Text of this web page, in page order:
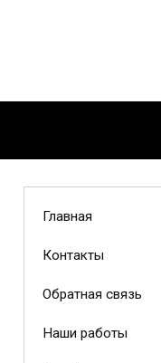
Главная
Контакты
Обратная связь
Наши работы